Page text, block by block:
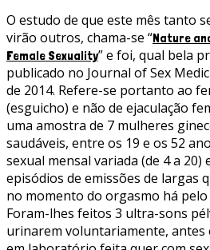
O estudo de que este mês tanto
virão outros, chama-se “Nature
Female Sexuality” e foi, qual bela
publicado no Journal of Sex
de 2014. Refere-se portanto ao
(esguicho) e não de ejaculação
uma amostra de 7 mulheres
saudáveis, entre os 19 e os 52
sexual mensal variada (de 4 a 20)
episódios de emissões de largas
no momento do orgasmo há pelo
Foram-lhes feitos 3 ultra-sons
urinarem voluntariamente, antes